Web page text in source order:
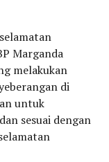
Marganda
melakukan
di
untuk
sesuai dengan